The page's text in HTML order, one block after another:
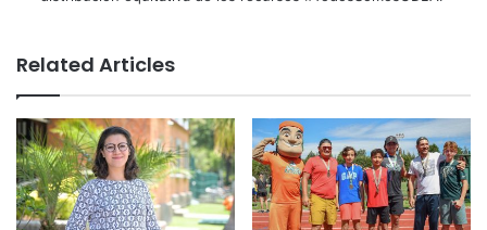
Related Articles